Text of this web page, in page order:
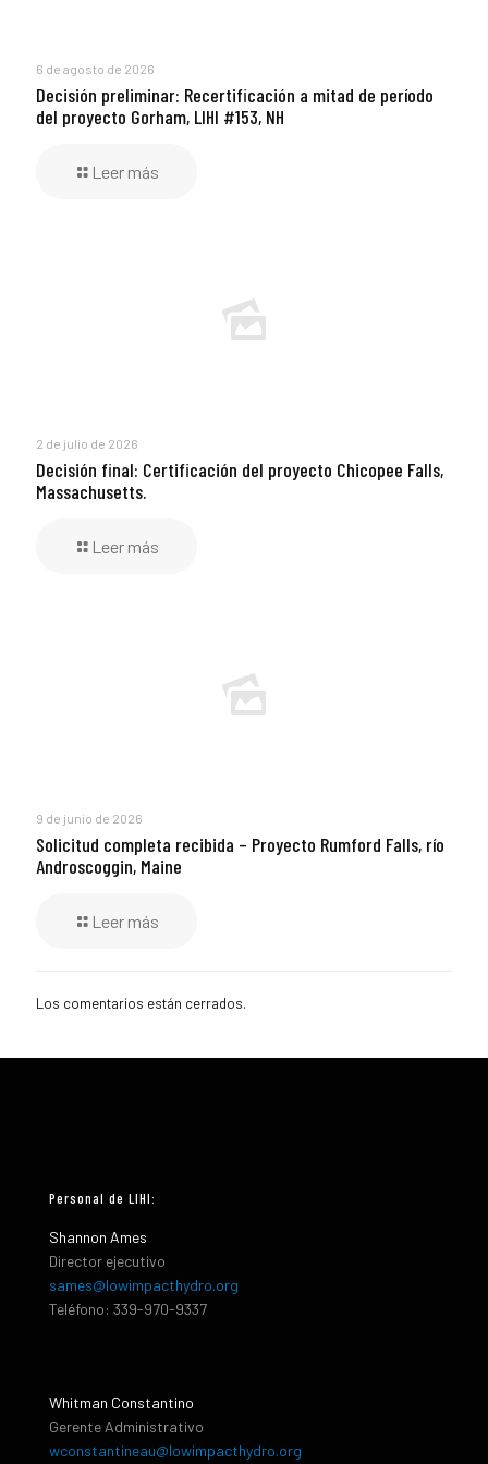
6 de agosto de 2026
Decisión preliminar: Recertificación a mitad de período
del proyecto Gorham, LIHI #153, NH
Leer más
2 de julio de 2026
Decisión final: Certificación del proyecto Chicopee Falls,
Massachusetts.
Leer más
9 de junio de 2026
Solicitud completa recibida – Proyecto Rumford Falls, río
Androscoggin, Maine
Leer más
Los comentarios están cerrados.
Personal de LIHI:
Shannon Ames
Director ejecutivo
sames@lowimpacthydro.org
Teléfono: 339-970-9337
Whitman Constantino
Gerente Administrativo
wconstantineau@lowimpacthydro.org